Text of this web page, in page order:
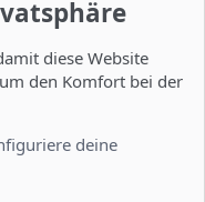
diese Website
den Komfort bei der
deine